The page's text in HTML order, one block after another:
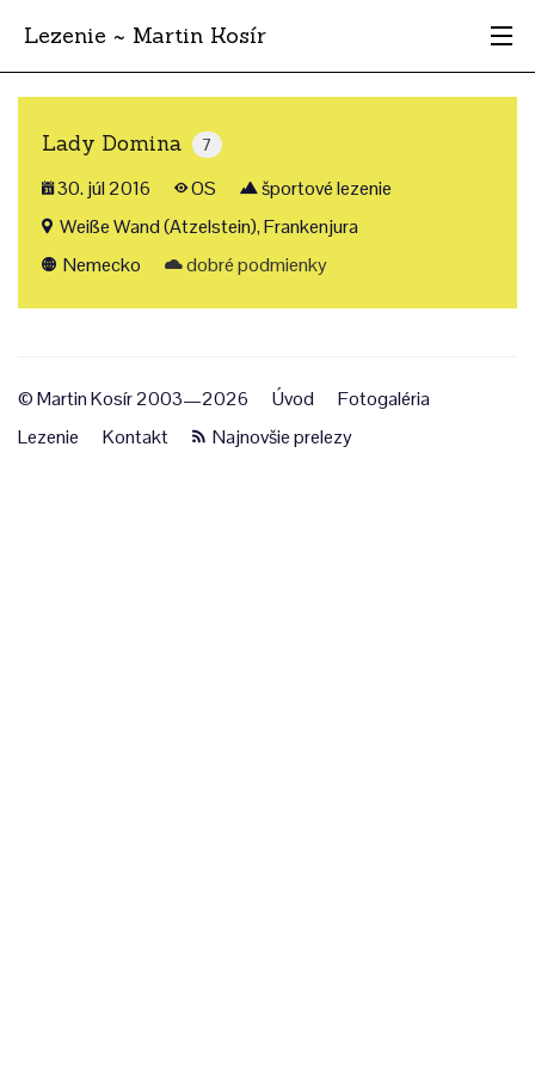
Lezenie ~ Martin Kosír
Najhodnotnejšie
Oblasti
Krajina
Štýl
Lady Domina 7
30. júl 2016 OS
športové lezenie
Weiße Wand (Atzelstein), Frankenjura
Nemecko
dobré podmienky
© Martin Kosír 2003—2026 Úvod
Fotogaléria
Lezenie
Kontakt Najnovšie prelezy